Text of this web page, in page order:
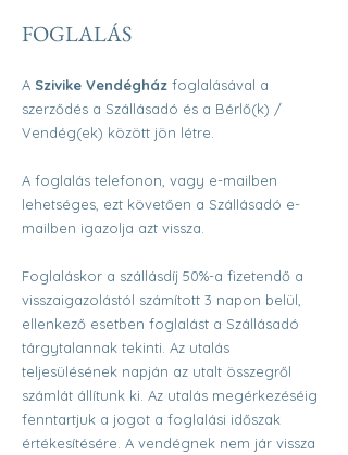
FOGLALÁS
A Szivike Vendégház foglalásával a
szerződés a Szállásadó és a Bérlő(k) /
Vendég(ek) között jön létre.
A foglalás telefonon, vagy e-mailben
lehetséges, ezt követően a Szállásadó e-
mailben igazolja azt vissza.
Foglaláskor a szállásdíj 50%-a fizetendő a
visszaigazolástól számított 3 napon belül,
ellenkező esetben foglalást a Szállásadó
tárgytalannak tekinti. Az utalás
teljesülésének napján az utalt összegről
számlát állítunk ki. Az utalás megérkezéséig
fenntartjuk a jogot a foglalási időszak
értékesítésére. A vendégnek nem jár vissza